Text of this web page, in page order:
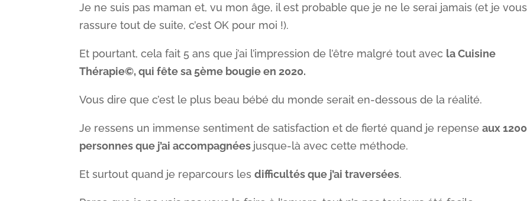
Je ne suis pas maman et, vu mon âge, il est probable que je ne le serai jamais (et je vous
rassure tout de suite, c’est OK pour moi !).
Et pourtant, cela fait 5 ans que j’ai l’impression de l’être malgré tout avec la Cuisine
Thérapie©, qui fête sa 5ème bougie en 2020.
Vous dire que c’est le plus beau bébé du monde serait en-dessous de la réalité.
Je ressens un immense sentiment de satisfaction et de fierté quand je repenseaux 1200
personnes que j’ai accompagnées jusque-là avec cette méthode.
Et surtout quand je reparcours lesdifficultés que j’ai traversées.